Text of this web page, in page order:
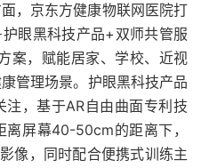
京东方健康物联网医院打
眼黑科技产品+双师共管服
案，赋能居家、学校、近视
管理场景。护眼黑科技产品
，基于AR自由曲面专利技
屏幕40-50cm的距离下，
像，同时配合便携式训练主